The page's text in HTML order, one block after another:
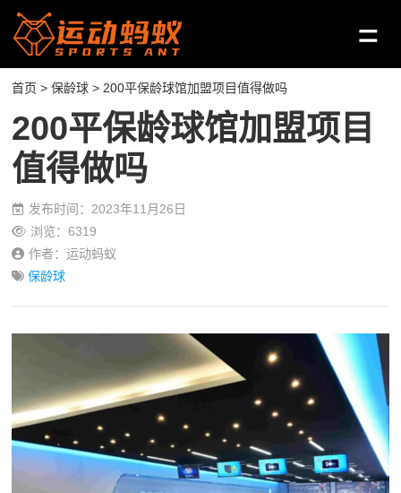
首页 >保龄球 > 200平保龄球馆加盟项目值得做吗
200平保龄球馆加盟项目
值得做吗
发布时间：2023年11月26日
浏览：6319
作者：运动蚂蚁
保龄球